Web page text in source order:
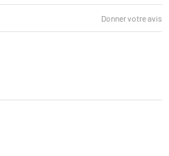
Donner votre avis